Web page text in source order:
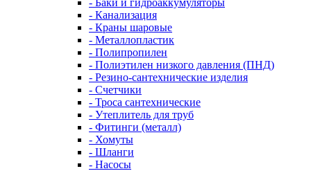
- Баки и гидроаккумуляторы
- Канализация
- Краны шаровые
- Металлопластик
- Полипропилен
- Полиэтилен низкого давления (ПНД)
- Резино-сантехнические изделия
- Счетчики
- Троса сантехнические
- Утеплитель для труб
- Фитинги (металл)
- Хомуты
- Шланги
- Насосы